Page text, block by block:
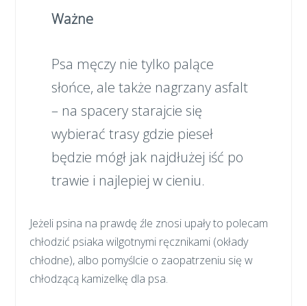
Ważne
Psa męczy nie tylko palące
słońce, ale także nagrzany asfalt
– na spacery starajcie się
wybierać trasy gdzie pieseł
będzie mógł jak najdłużej iść po
trawie i najlepiej w cieniu.
Jeżeli psina na prawdę źle znosi upały to polecam
chłodzić psiaka wilgotnymi ręcznikami (okłady
chłodne), albo pomyślcie o zaopatrzeniu się w
chłodzącą kamizelkę dla psa.